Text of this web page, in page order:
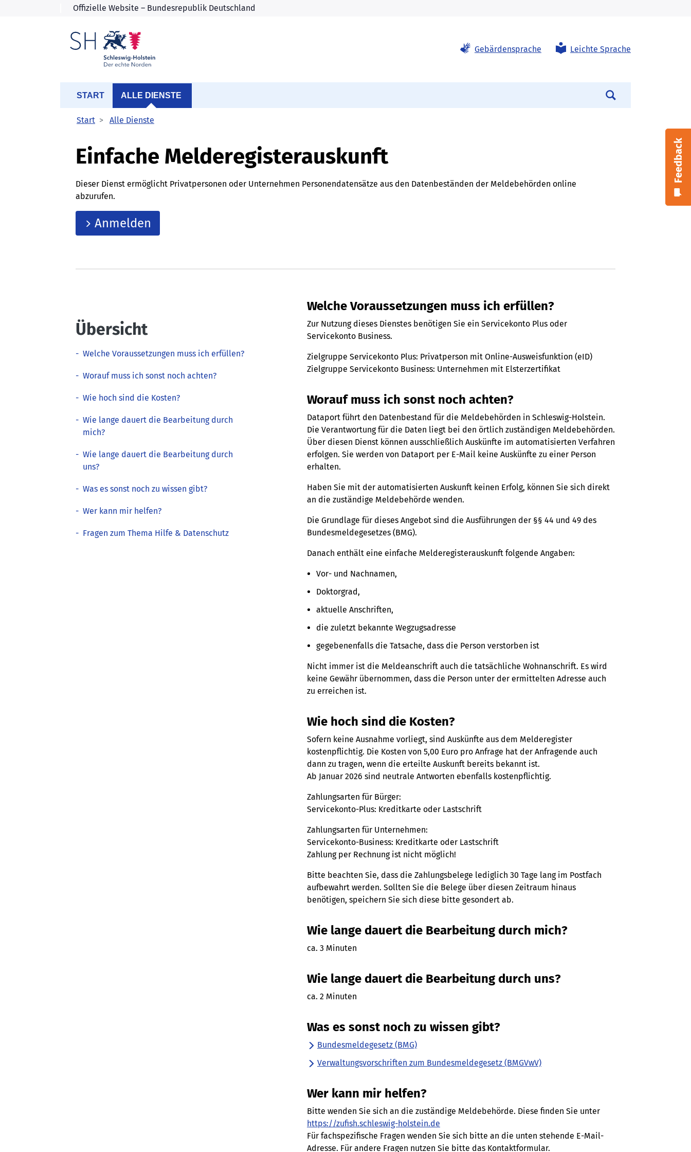
Gebärdensprache Leichte Sprache
START ALLE DIENSTE
Start Alle Dienste
Feedback
Einfache Melderegisterauskunft
Dieser Dienst ermöglicht Privatpersonen oder Unternehmen Personendatensätze aus den Datenbeständen der Meldebehörden online
abzurufen.
Anmelden
Übersicht
- Welche Voraussetzungen muss ich erfüllen?
- Worauf muss ich sonst noch achten?
- Wie hoch sind die Kosten?
- Wie lange dauert die Bearbeitung durch
mich?
- Wie lange dauert die Bearbeitung durch
uns?
- Was es sonst noch zu wissen gibt?
- Wer kann mir helfen?
- Fragen zum Thema Hilfe & Datenschutz
Welche Voraussetzungen muss ich erfüllen?
Zur Nutzung dieses Dienstes benötigen Sie ein Servicekonto Plus oder
Servicekonto Business.
Zielgruppe Servicekonto Plus: Privatperson mit Online-Ausweisfunktion (eID)
Zielgruppe Servicekonto Business: Unternehmen mit Elsterzertifikat
Worauf muss ich sonst noch achten?
Dataport führt den Datenbestand für die Meldebehörden in Schleswig-Holstein.
Die Verantwortung für die Daten liegt bei den örtlich zuständigen Meldebehörden.
Über diesen Dienst können ausschließlich Auskünfte im automatisierten Verfahren
erfolgen. Sie werden von Dataport per E-Mail keine Auskünfte zu einer Person
erhalten.
Haben Sie mit der automatisierten Auskunft keinen Erfolg, können Sie sich direkt
an die zuständige Meldebehörde wenden.
Die Grundlage für dieses Angebot sind die Ausführungen der §§ 44 und 49 des
Bundesmeldegesetzes (BMG).
Danach enthält eine einfache Melderegisterauskunft folgende Angaben:
Vor- und Nachnamen,
Doktorgrad,
aktuelle Anschriften,
die zuletzt bekannte Wegzugsadresse
gegebenenfalls die Tatsache, dass die Person verstorben ist
Nicht immer ist die Meldeanschrift auch die tatsächliche Wohnanschrift. Es wird
keine Gewähr übernommen, dass die Person unter der ermittelten Adresse auch
zu erreichen ist.
Wie hoch sind die Kosten?
Sofern keine Ausnahme vorliegt, sind Auskünfte aus dem Melderegister
kostenpflichtig. Die Kosten von 5,00 Euro pro Anfrage hat der Anfragende auch
dann zu tragen, wenn die erteilte Auskunft bereits bekannt ist.
Ab Januar 2026 sind neutrale Antworten ebenfalls kostenpflichtig.
Zahlungsarten für Bürger:
Servicekonto-Plus: Kreditkarte oder Lastschrift
Zahlungsarten für Unternehmen:
Servicekonto-Business: Kreditkarte oder Lastschrift
Zahlung per Rechnung ist nicht möglich!
Bitte beachten Sie, dass die Zahlungsbelege lediglich 30 Tage lang im Postfach
aufbewahrt werden. Sollten Sie die Belege über diesen Zeitraum hinaus
benötigen, speichern Sie sich diese bitte gesondert ab.
Wie lange dauert die Bearbeitung durch mich?
ca. 3 Minuten
Wie lange dauert die Bearbeitung durch uns?
ca. 2 Minuten
Was es sonst noch zu wissen gibt?
Bundesmeldegesetz (BMG)
Verwaltungsvorschriften zum Bundesmeldegesetz (BMGVwV)
Wer kann mir helfen?
Bitte wenden Sie sich an die zuständige Meldebehörde. Diese finden Sie unter
https://zufish.schleswig-holstein.de
Für fachspezifische Fragen wenden Sie sich bitte an die unten stehende E-Mail-
Adresse. Für andere Fragen nutzen Sie bitte das Kontaktformular.